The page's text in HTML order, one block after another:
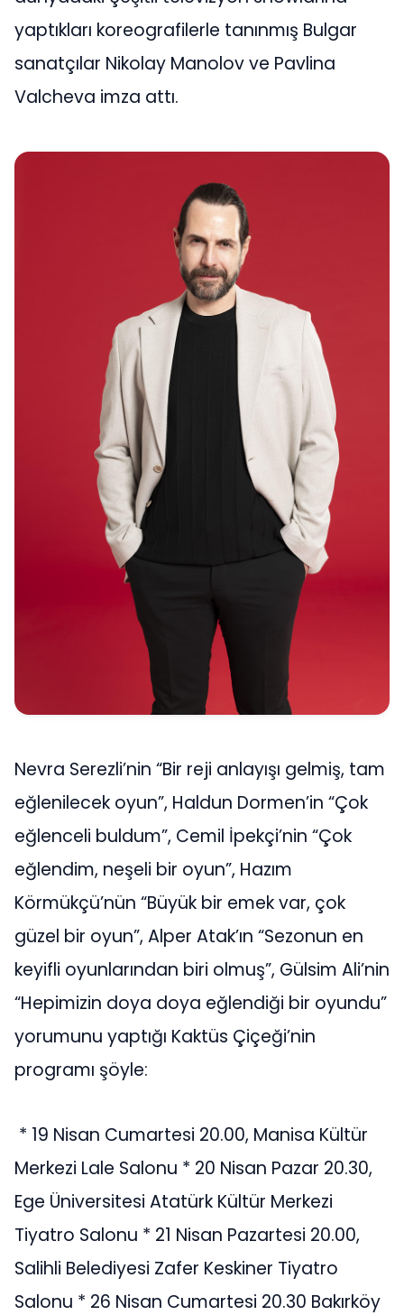
yaptıkları koreografilerle tanınmış Bulgar
sanatçılar Nikolay Manolov ve Pavlina
Valcheva imza attı.
Nevra Serezli’nin “Bir reji anlayışı gelmiş, tam
eğlenilecek oyun”, Haldun Dormen’in “Çok
eğlenceli buldum”, Cemil İpekçi’nin “Çok
eğlendim, neşeli bir oyun”, Hazım
Körmükçü’nün “Büyük bir emek var, çok
güzel bir oyun”, Alper Atak’ın “Sezonun en
keyifli oyunlarından biri olmuş”, Gülsim Ali’nin
“Hepimizin doya doya eğlendiği bir oyundu”
yorumunu yaptığı Kaktüs Çiçeği’nin
programı şöyle:
* 19 Nisan Cumartesi 20.00, Manisa Kültür
Merkezi Lale Salonu * 20 Nisan Pazar 20.30,
Ege Üniversitesi Atatürk Kültür Merkezi
Tiyatro Salonu * 21 Nisan Pazartesi 20.00,
Salihli Belediyesi Zafer Keskiner Tiyatro
Salonu * 26 Nisan Cumartesi 20.30 Bakırköy